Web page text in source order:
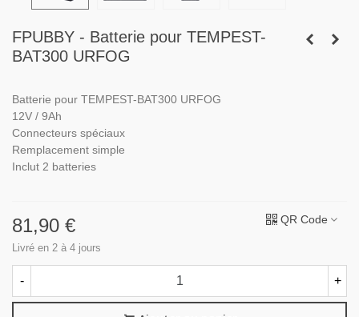
FPUBBY - Batterie pour TEMPEST-
BAT300 URFOG
Batterie pour TEMPEST-BAT300 URFOG
12V / 9Ah
Connecteurs spéciaux
Remplacement simple
Inclut 2 batteries
81,90 €
Livré en 2 à 4 jours
QR Code
- +